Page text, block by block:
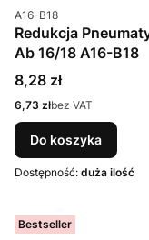
Kod produktu
A16-B18
Redukcja
Ab 16/18 A16-B18
Cena
8,28 zł
Cena
6,73 złbez VAT
Do koszyka
Dostępność: duża ilość
Bestseller